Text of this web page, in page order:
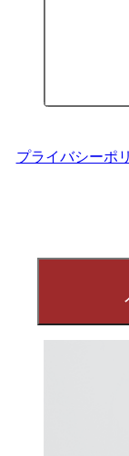
プライバシーポ